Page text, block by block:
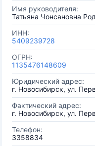
Имя руководителя:
Татьяна Чонсановна
ИНН:
5409239728
ОГРН:
1135476148609
Юридический адрес:
г. Новосибирск, ул.
Фактический адрес:
г. Новосибирск, ул.
Телефон:
3358834